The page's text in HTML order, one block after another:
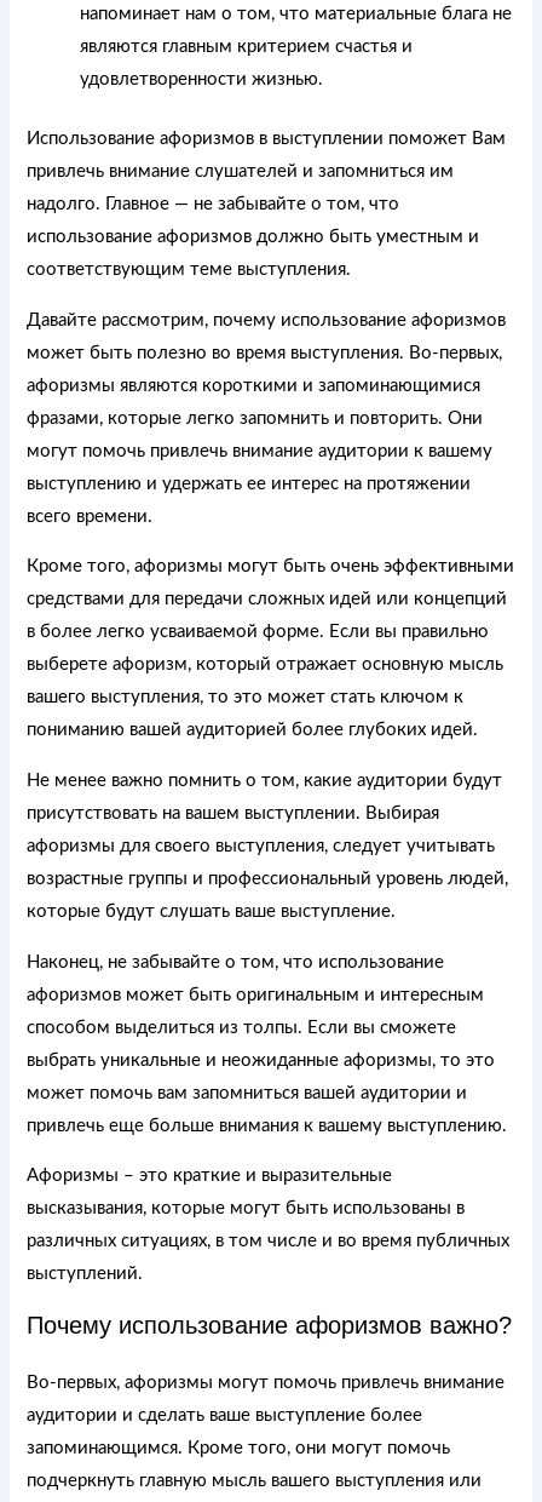
напоминает нам о том, что материальные блага не
являются главным критерием счастья и
удовлетворенности жизнью.
Использование афоризмов в выступлении поможет Вам
привлечь внимание слушателей и запомниться им
надолго. Главное — не забывайте о том, что
использование афоризмов должно быть уместным и
соответствующим теме выступления.
Давайте рассмотрим, почему использование афоризмов
может быть полезно во время выступления. Во-первых,
афоризмы являются короткими и запоминающимися
фразами, которые легко запомнить и повторить. Они
могут помочь привлечь внимание аудитории к вашему
выступлению и удержать ее интерес на протяжении
всего времени.
Кроме того, афоризмы могут быть очень эффективными
средствами для передачи сложных идей или концепций
в более легко усваиваемой форме. Если вы правильно
выберете афоризм, который отражает основную мысль
вашего выступления, то это может стать ключом к
пониманию вашей аудиторией более глубоких идей.
Не менее важно помнить о том, какие аудитории будут
присутствовать на вашем выступлении. Выбирая
афоризмы для своего выступления, следует учитывать
возрастные группы и профессиональный уровень людей,
которые будут слушать ваше выступление.
Наконец, не забывайте о том, что использование
афоризмов может быть оригинальным и интересным
способом выделиться из толпы. Если вы сможете
выбрать уникальные и неожиданные афоризмы, то это
может помочь вам запомниться вашей аудитории и
привлечь еще больше внимания к вашему выступлению.
Афоризмы – это краткие и выразительные
высказывания, которые могут быть использованы в
различных ситуациях, в том числе и во время публичных
выступлений.
Почему использование афоризмов важно?
Во-первых, афоризмы могут помочь привлечь внимание
аудитории и сделать ваше выступление более
запоминающимся. Кроме того, они могут помочь
подчеркнуть главную мысль вашего выступления или